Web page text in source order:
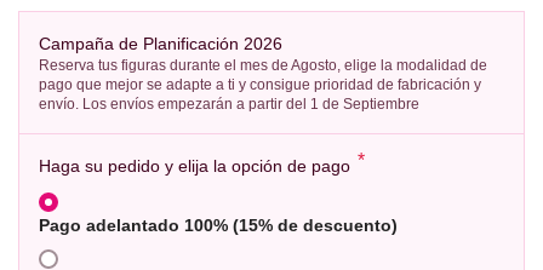
Campaña de Planificación 2026
Reserva tus figuras durante el mes de Agosto, elige la modalidad de
pago que mejor se adapte a ti y consigue prioridad de fabricación y
envío. Los envíos empezarán a partir del 1 de Septiembre
Haga su pedido y elija la opción de pago *
Pago adelantado 100% (15% de descuento)